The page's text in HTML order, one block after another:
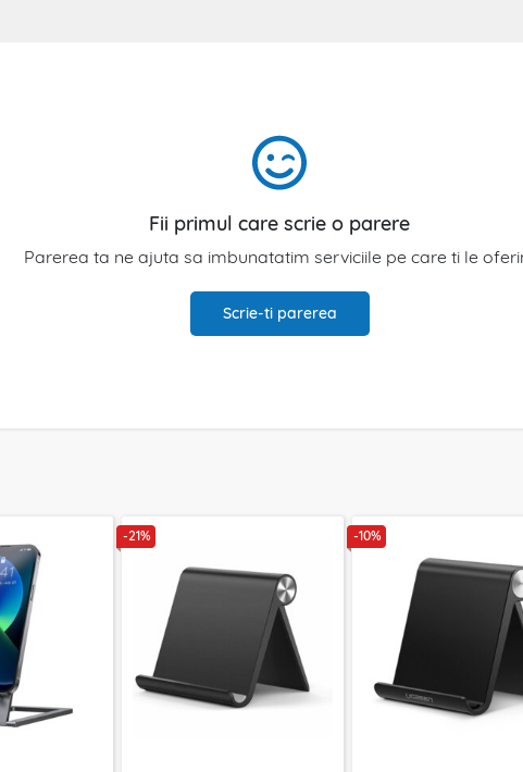
Fii primul care scrie o parere
Parerea ta ne ajuta sa imbunatatim serviciile pe care ti le
Scrie-ti parerea
-21% -10%